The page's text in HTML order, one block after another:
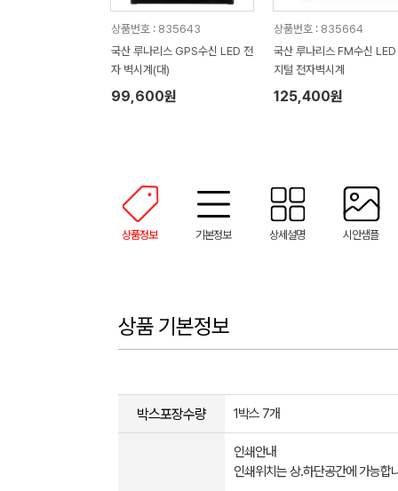
상품번호 : 835643
국산 루나리스 GPS수신 LED 전
자 벽시계(대)
99,600원
상품번호 : 835664
국산 루나리스 FM수신 LED 디
지털 전자벽시계
125,400원
상품정보 기본정보 상세설명 시안샘플
상품 기본정보
박스포장수량 1박스 7개
인쇄안내
인쇄위치는 상.하단공간에 가능합